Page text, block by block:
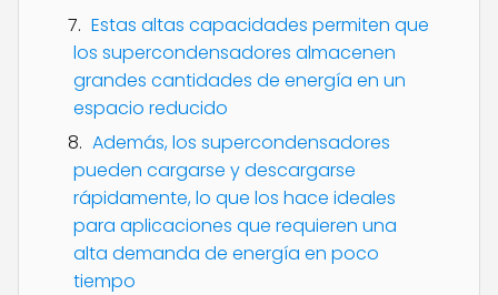
Estas altas capacidades permiten que
los supercondensadores almacenen
grandes cantidades de energía en un
espacio reducido
Además, los supercondensadores
pueden cargarse y descargarse
rápidamente, lo que los hace ideales
para aplicaciones que requieren una
alta demanda de energía en poco
tiempo